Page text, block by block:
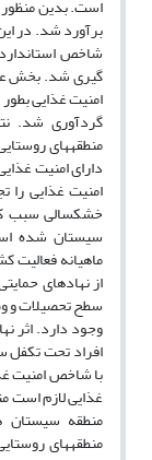
برآورد شد. در
گیری شد. بخش
امنیت غذایی
امنیت غذایی را
خشکسالی سبب
سیستان شده
ماهیانه فعالیت
از نهادهای
سطح تحصیلات و
وجود دارد. اثر
افراد تحت تکفل
با شاخص امنیت
غذایی لازم است
منطقه سیستان
منطقه‏های